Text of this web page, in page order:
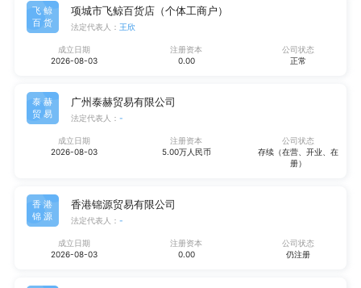
飞鲸
百货
项城市飞鲸百货店（个体工商户）
法定代表人： 王欣
成立日期
2026-08-03
注册资本
0.00
公司状态
正常
泰赫
贸易
广州泰赫贸易有限公司
法定代表人： -
成立日期
2026-08-03
注册资本
5.00万人民币
公司状态
存续（在营、开业、在
册）
香港
锦源
香港锦源贸易有限公司
法定代表人： -
成立日期
2026-08-03
注册资本
0.00
公司状态
仍注册